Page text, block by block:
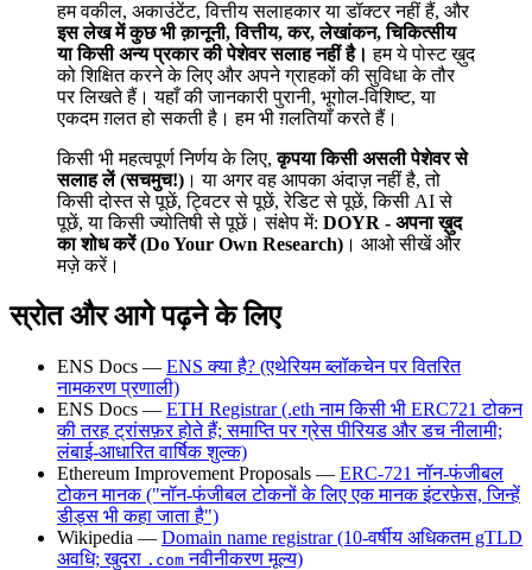
हम वकील, अकाउंटेंट, वित्तीय सलाहकार या डॉक्टर नहीं हैं, और
इस लेख में कुछ भी क़ानूनी, वित्तीय, कर, लेखांकन, चिकित्सीय
या किसी अन्य प्रकार की पेशेवर सलाह नहीं है। हम ये पोस्ट ख़ुद
को शिक्षित करने के लिए और अपने ग्राहकों की सुविधा के तौर
पर लिखते हैं। यहाँ की जानकारी पुरानी, भूगोल-विशिष्ट, या
एकदम ग़लत हो सकती है। हम भी ग़लतियाँ करते हैं।
किसी भी महत्वपूर्ण निर्णय के लिए,कृपया किसी असली पेशेवर से
सलाह लें (सचमुच!) । या अगर वह आपका अंदाज़ नहीं है, तो
किसी दोस्त से पूछें, ट्विटर से पूछें, रेडिट से पूछें, किसी AI से
पूछें, या किसी ज्योतिषी से पूछें। संक्षेप में: DOYR - अपना ख़ुद
का शोध करें (Do Your Own Research) । आओ सीखें और
मज़े करें।
स्रोत और आगे पढ़ने के लिए
ENS Docs — ENS क्या है? (एथेरियम ब्लॉकचेन पर वितरित
नामकरण प्रणाली)
ENS Docs — ETH Registrar (.eth नाम किसी भी ERC721 टोकन
की तरह ट्रांसफ़र होते हैं; समाप्ति पर ग्रेस पीरियड और डच नीलामी;
लंबाई-आधारित वार्षिक शुल्क)
Ethereum Improvement Proposals — ERC-721 नॉन-फंजीबल
टोकन मानक ("नॉन-फंजीबल टोकनों के लिए एक मानक इंटरफ़ेस, जिन्हें
डीड्स भी कहा जाता है")
Wikipedia — Domain name registrar (10-वर्षीय अधिकतम gTLD
अवधि; खुदरा .com नवीनीकरण मूल्य)